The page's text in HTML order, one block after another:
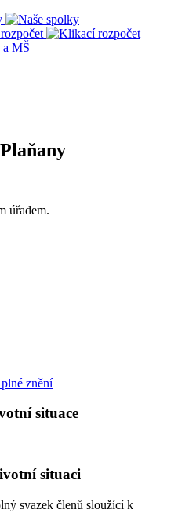
úřadem.
znění
situace
situaci
svazek členů sloužící k